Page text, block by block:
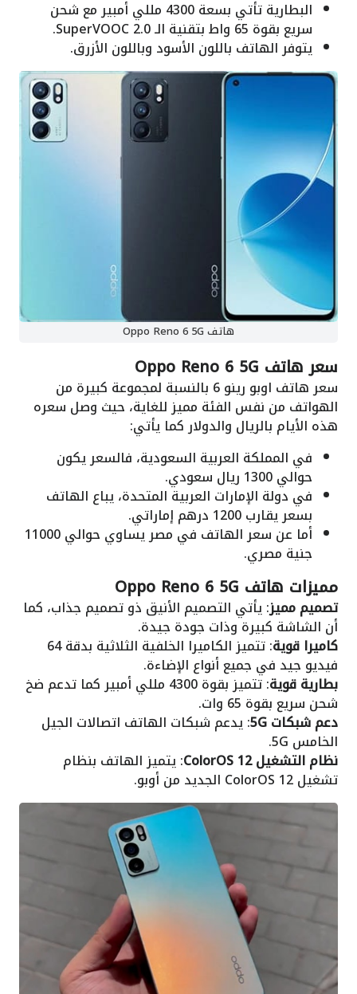
البطارية تأتي بسعة 4300 مللي أمبير مع شحن
سريع بقوة 65 واط بتقنية الـ SuperVOOC 2.0.
يتوفر الهاتف باللون الأسود وباللون الأزرق.
هاتف Oppo Reno 6 5G
سعر هاتف Oppo Reno 6 5G
سعر هاتف اوبو رينو 6 بالنسبة لمجموعة كبيرة من
الهواتف من نفس الفئة مميز للغاية، حيث وصل سعره
هذه الأيام بالريال والدولار كما يأتي:
في المملكة العربية السعودية، فالسعر يكون
حوالي 1300 ريال سعودي.
في دولة الإمارات العربية المتحدة، يباع الهاتف
بسعر يقارب 1200 درهم إماراتي.
أما عن سعر الهاتف في مصر يساوي حوالي 11000
جنية مصري.
مميزات هاتف Oppo Reno 6 5G
تصميم مميز: يأتي التصميم الأنيق ذو تصميم جذاب، كما
أن الشاشة كبيرة وذات جودة جيدة.
كاميرا قوية : تتميز الكاميرا الخلفية الثلاثية بدقة 64
فيديو جيد في جميع أنواع الإضاءة.
بطارية قوية : تتميز بقوة 4300 مللي أمبير كما تدعم ضخ
شحن سريع بقوة 65 وات.
دعم شبكات 5G : يدعم شبكات الهاتف اتصالات الجيل
الخامس 5G.
نظام التشغيل ColorOS 12 : يتميز الهاتف بنظام
تشغيل ColorOS 12 الجديد من أوبو.